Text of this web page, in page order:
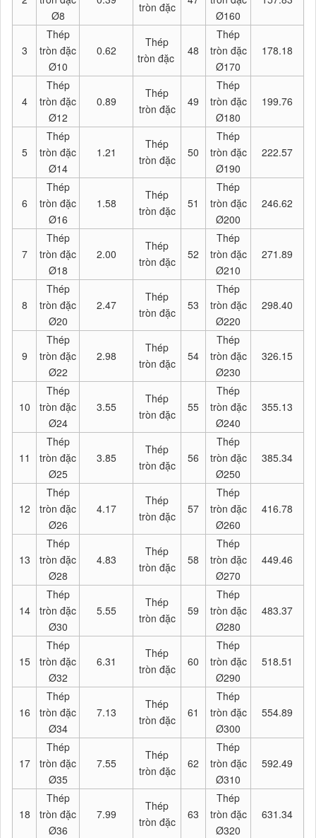
Ø8
tròn đặc
Ø160
3
Thép
tròn đặc
Ø10
0.62
Thép
tròn đặc
48
Thép
tròn đặc
Ø170
178.18
4
Thép
tròn đặc
Ø12
0.89
Thép
tròn đặc
49
Thép
tròn đặc
Ø180
199.76
5
Thép
tròn đặc
Ø14
1.21
Thép
tròn đặc
50
Thép
tròn đặc
Ø190
222.57
6
Thép
tròn đặc
Ø16
1.58
Thép
tròn đặc
51
Thép
tròn đặc
Ø200
246.62
7
Thép
tròn đặc
Ø18
2.00
Thép
tròn đặc
52
Thép
tròn đặc
Ø210
271.89
8
Thép
tròn đặc
Ø20
2.47
Thép
tròn đặc
53
Thép
tròn đặc
Ø220
298.40
9
Thép
tròn đặc
Ø22
2.98
Thép
tròn đặc
54
Thép
tròn đặc
Ø230
326.15
10
Thép
tròn đặc
Ø24
3.55
Thép
tròn đặc
55
Thép
tròn đặc
Ø240
355.13
11
Thép
tròn đặc
Ø25
3.85
Thép
tròn đặc
56
Thép
tròn đặc
Ø250
385.34
12
Thép
tròn đặc
Ø26
4.17
Thép
tròn đặc
57
Thép
tròn đặc
Ø260
416.78
13
Thép
tròn đặc
Ø28
4.83
Thép
tròn đặc
58
Thép
tròn đặc
Ø270
449.46
14
Thép
tròn đặc
Ø30
5.55
Thép
tròn đặc
59
Thép
tròn đặc
Ø280
483.37
15
Thép
tròn đặc
Ø32
6.31
Thép
tròn đặc
60
Thép
tròn đặc
Ø290
518.51
16
Thép
tròn đặc
Ø34
7.13
Thép
tròn đặc
61
Thép
tròn đặc
Ø300
554.89
17
Thép
tròn đặc
Ø35
7.55
Thép
tròn đặc
62
Thép
tròn đặc
Ø310
592.49
18
Thép
tròn đặc
Ø36
7.99
Thép
tròn đặc
63
Thép
tròn đặc
Ø320
631.34